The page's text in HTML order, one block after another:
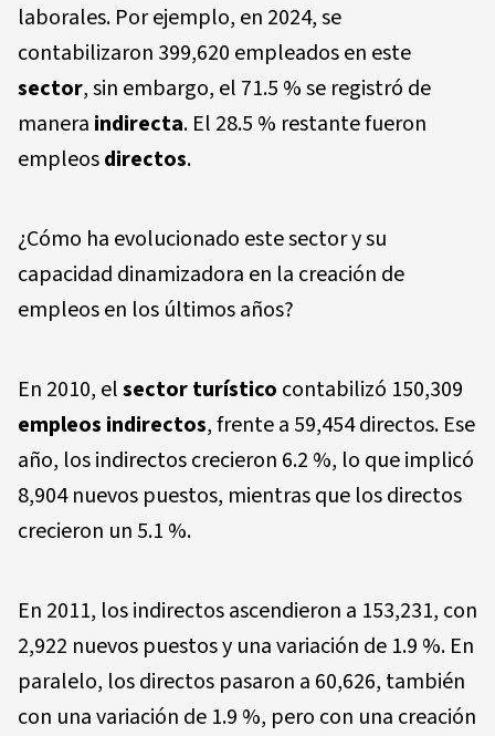
laborales. Por ejemplo, en 2024, se
contabilizaron 399,620 empleados en este
sector, sin embargo, el 71.5 % se registró de
manera indirecta. El 28.5 % restante fueron
empleosdirectos.
¿Cómo ha evolucionado este sector y su
capacidad dinamizadora en la creación de
empleos en los últimos años?
En 2010, elsector turístico contabilizó 150,309
empleos indirectos, frente a 59,454 directos. Ese
año, los indirectos crecieron 6.2 %, lo que implicó
8,904 nuevos puestos, mientras que los directos
crecieron un 5.1 %.
En 2011, los indirectos ascendieron a 153,231, con
2,922 nuevos puestos y una variación de 1.9 %. En
paralelo, los directos pasaron a 60,626, también
con una variación de 1.9 %, pero con una creación